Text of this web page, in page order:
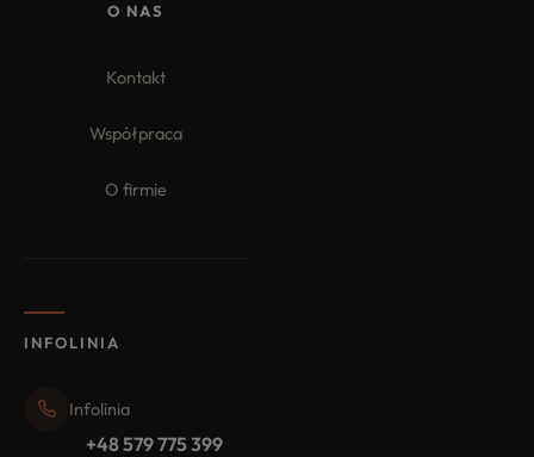
O NAS
Kontakt
Współpraca
O firmie
INFOLINIA
Infolinia
+48 579 775 399